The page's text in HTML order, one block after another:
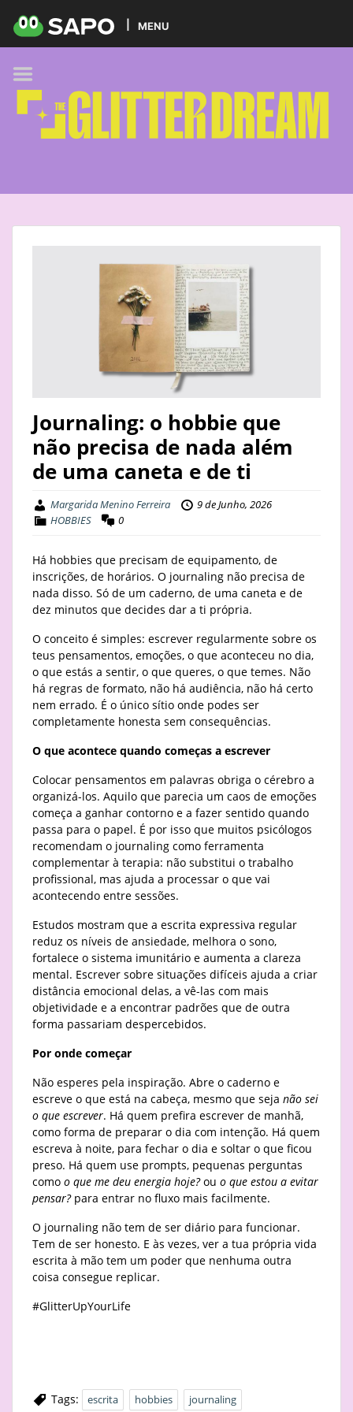
MENU
Journaling: o hobbie que
não precisa de nada além
de uma caneta e de ti
Margarida Menino Ferreira
9 de Junho, 2026
HOBBIES
0
Há hobbies que precisam de equipamento, de
inscrições, de horários. O journaling não precisa de
nada disso. Só de um caderno, de uma caneta e de
dez minutos que decides dar a ti própria.
O conceito é simples: escrever regularmente sobre os
teus pensamentos, emoções, o que aconteceu no dia,
o que estás a sentir, o que queres, o que temes. Não
há regras de formato, não há audiência, não há certo
nem errado. É o único sítio onde podes ser
completamente honesta sem consequências.
O que acontece quando começas a escrever
Colocar pensamentos em palavras obriga o cérebro a
organizá-los. Aquilo que parecia um caos de emoções
começa a ganhar contorno e a fazer sentido quando
passa para o papel. É por isso que muitos psicólogos
recomendam o journaling como ferramenta
complementar à terapia: não substitui o trabalho
profissional, mas ajuda a processar o que vai
acontecendo entre sessões.
Estudos mostram que a escrita expressiva regular
reduz os níveis de ansiedade, melhora o sono,
fortalece o sistema imunitário e aumenta a clareza
mental. Escrever sobre situações difíceis ajuda a criar
distância emocional delas, a vê-las com mais
objetividade e a encontrar padrões que de outra
forma passariam despercebidos.
Por onde começar
Não esperes pela inspiração. Abre o caderno e
escreve o que está na cabeça, mesmo que seja não sei
o que escrever. Há quem prefira escrever de manhã,
como forma de preparar o dia com intenção. Há quem
escreva à noite, para fechar o dia e soltar o que ficou
preso. Há quem use prompts, pequenas perguntas
como o que me deu energia hoje?ou o que estou a evitar
pensar?para entrar no fluxo mais facilmente.
O journaling não tem de ser diário para funcionar.
Tem de ser honesto. E às vezes, ver a tua própria vida
escrita à mão tem um poder que nenhuma outra
coisa consegue replicar.
#GlitterUpYourLife
Tags: escrita hobbies journaling
HOME
PODCAST
GLITTER BRANDS
KIDS
TREND
BUSINESS
ABOUT